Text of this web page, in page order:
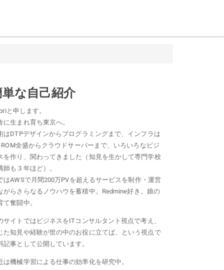
単な自己紹介
と申します。
に生まれ育ち東京へ。
はDTPデザインからプログラミングまで、インフラは
ROM全盛からクラウドサーバーまで、いろいろなビジ
を作り、関わってきました（知見を生かして専門学校
師も３年ほど）。
はAWSで月間200万PVを超えるサービスを制作・運営
がらさらなるノウハウを蓄積中。Redmine好き。娘の
て奮闘中。
サイトではビジネスをITコンサルタント視点で考え、
た知見や経験が世の中のお役に立てば、という視点で
記事として公開しています。
は機械学習による仕事の効率化を研究中。